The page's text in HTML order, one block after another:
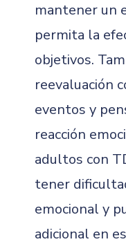
mantener un
permita la
objetivos.
reevaluación
eventos y
reacción
adultos con
tener
emocional y
adicional en